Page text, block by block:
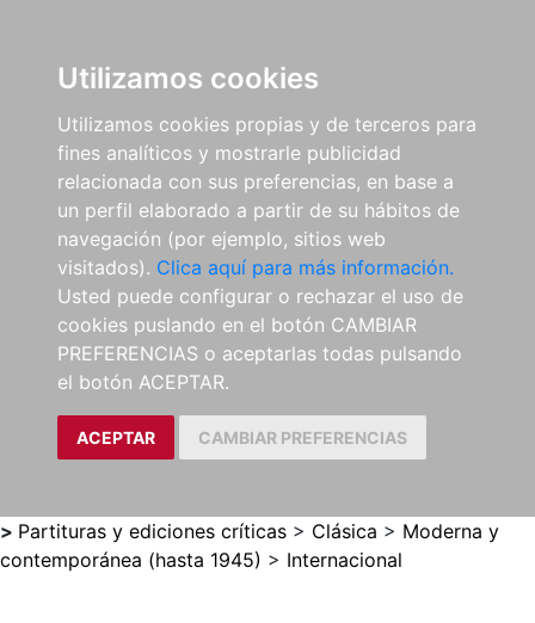
Utilizamos cookies
Utilizamos cookies propias y de terceros para
fines analíticos y mostrarle publicidad
relacionada con sus preferencias, en base a
un perfil elaborado a partir de su hábitos de
navegación (por ejemplo, sitios web
visitados). Clica aquí para más información.
Usted puede configurar o rechazar el uso de
cookies puslando en el botón CAMBIAR
PREFERENCIAS o aceptarlas todas pulsando
el botón ACEPTAR.
ACEPTAR CAMBIAR PREFERENCIAS
> Partituras y ediciones críticas > Clásica > Moderna y
contemporánea (hasta 1945) > Internacional